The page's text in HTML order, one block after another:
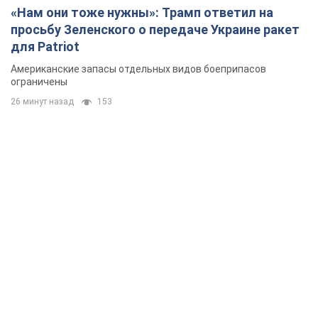
«Нам они тоже нужны»: Трамп ответил на
просьбу Зеленского о передаче Украине ракет
для Patriot
Американские запасы отдельных видов боеприпасов
ограничены
26 минут назад 153